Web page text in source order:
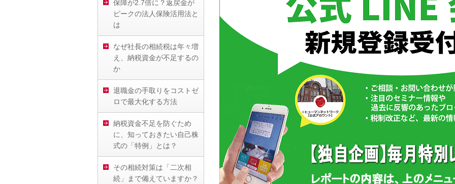
保障が2.7倍に？返戻金が
ピークの法人保険活用法と
は
なぜ社長の相続税は年々増
え、納税資金が不足するの
か
退職金の手取りをコストゼ
ロで最大化する方法
納税資金不足を防ぐため
に、知っておきたい自己株
式の「特例」とは？
その相続対策は「二次相
続」まで備えていますか？